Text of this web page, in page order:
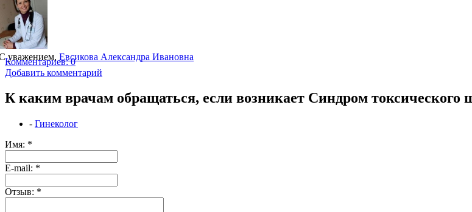
уважением, Евсикова Александра Ивановна
Комментариев: 0
Добавить комментарий
К каким врачам обращаться, если возникает Синдром токсического
- Гинеколог
Имя: *
Е-mail: *
Отзыв: *